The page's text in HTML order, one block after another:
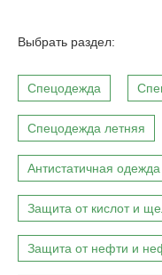
Выбрать раздел:
Спецодежда
Спецодежда летняя
Антистатичная одежда
Защита от кислот и
Защита от нефти и